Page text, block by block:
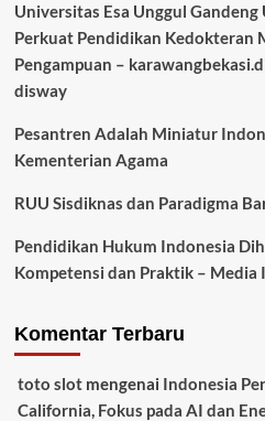
Universitas Esa Unggul
Perkuat Pendidikan Kedokteran
Pengampuan –
disway
Pesantren Adalah Miniatur
Kementerian Agama
RUU Sisdiknas dan Paradigma
Pendidikan Hukum Indonesia
Kompetensi dan Praktik – Media
Komentar Terbaru
toto slotmengenai Indonesia
California, Fokus pada AI dan